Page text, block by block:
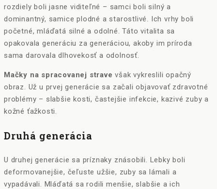
rozdiely boli jasne viditeľné – samci boli silný a
dominantný, samice plodné a starostlivé. Ich vrhy boli
početné, mláďatá silné a odolné. Táto vitalita sa
opakovala generáciu za generáciou, akoby im príroda
sama darovala dlhovekosť a odolnosť.
Mačky na spracovanej strave však vykreslili opačný
obraz. Už u prvej generácie sa začali objavovať zdravotné
problémy – slabšie kosti, častejšie infekcie, kazivé zuby a
kožné ťažkosti.
Druhá generácia
U druhej generácie sa príznaky znásobili. Lebky boli
deformovanejšie, čeľuste užšie, zuby sa lámali a
vypadávali. Mláďatá sa rodili menšie, slabšie a ich